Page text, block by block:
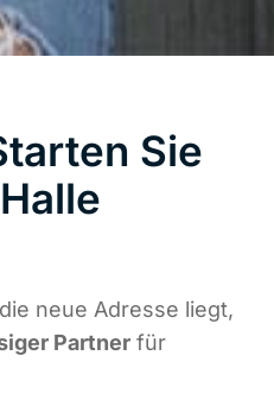
Sie
neue Adresse liegt,
Partner für